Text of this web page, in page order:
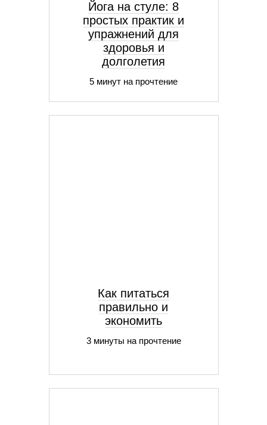
Йога на стуле: 8
простых практик и
упражнений для
здоровья и
долголетия
5 минут на прочтение
Как питаться
правильно и
экономить
3 минуты на прочтение